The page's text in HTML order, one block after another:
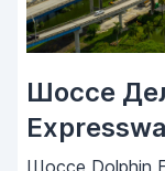
Шоссе
Шоссе Dolphin